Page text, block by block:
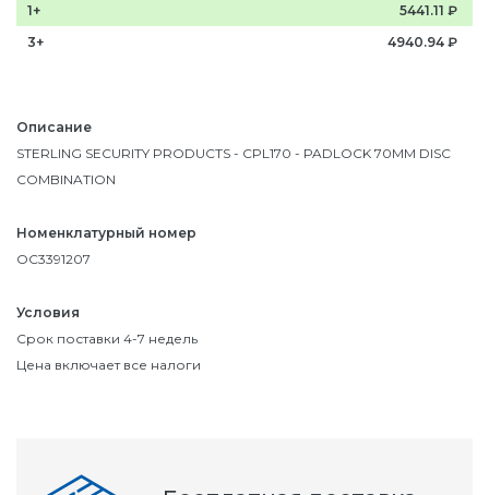
Описание
STERLING SECURITY PRODUCTS - CPL170 - PADLOCK 70MM DISC
COMBINATION
Номенклатурный номер
OC3391207
Условия
Срок поставки 4-7 недель
Цена включает все налоги
1+ 5441.11 ₽
3+
4940.94 ₽